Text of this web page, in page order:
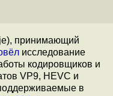
принимающий
исследование
кодировщиков и
VP9, HEVC и
в